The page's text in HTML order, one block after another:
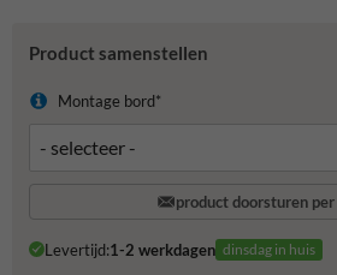
Product samenstellen
Montage bord*
product doorsturen
Levertijd:1-2 werkdagen dinsdag in huis